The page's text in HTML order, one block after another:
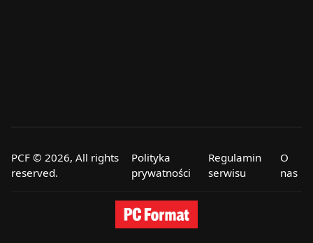
PCF © 2026, All rights
reserved.
Polityka
prywatności
Regulamin
serwisu
O
nas